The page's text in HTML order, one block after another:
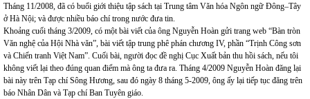
Tháng 11/2008, đã có buổi giới thiệu tập sách tại Trung tâm Văn hóa Ngôn ngữ Đông–Tây
ở Hà Nội; và được nhiều báo chí trong nước đưa tin.
Khoảng cuối tháng 3/2009, có một bài viết của ông Nguyễn Hoàn gửi trang web “Bàn tròn
Văn nghệ của Hội Nhà văn”, bài viết tập trung phê phán chương IV, phần “Trịnh Công sơn
và Chiến tranh Việt Nam”. Cuối bài, người đọc đề nghị Cục Xuất bản thu hồi sách, nếu tôi
không viết lại theo đúng quan điểm mà ông ta đưa ra. Tháng 4/2009 Nguyễn Hoàn đăng lại
bài này trên Tạp chí Sông Hương, sau đó ngày 8 tháng 5-2009, ông ấy lại tiếp tục đăng trên
báo Nhân Dân và Tạp chí Ban Tuyên giáo.